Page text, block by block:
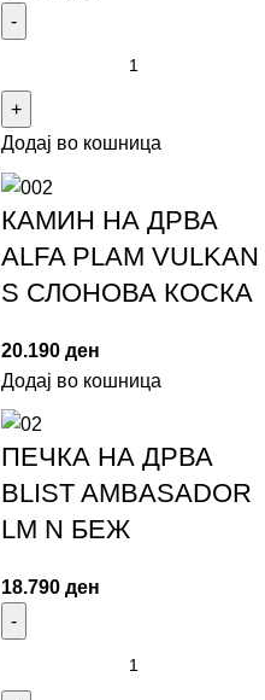
Додај во кошница
КАМИН НА ДРВА
ALFA PLAM VULKAN
S СЛОНОВА КОСКА
20.190 ден
Додај во кошница
ПЕЧКА НА ДРВА
BLIST AMBASADOR
LM N БЕЖ
18.790 ден